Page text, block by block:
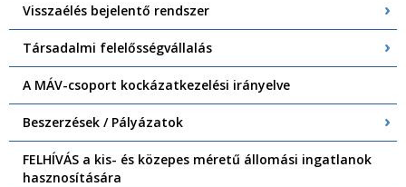
Visszaélés bejelentő rendszer
Társadalmi felelősségvállalás
A MÁV-csoport kockázatkezelési irányelve
Beszerzések / Pályázatok
FELHÍVÁS a kis- és közepes méretű állomási ingatlanok
hasznosítására